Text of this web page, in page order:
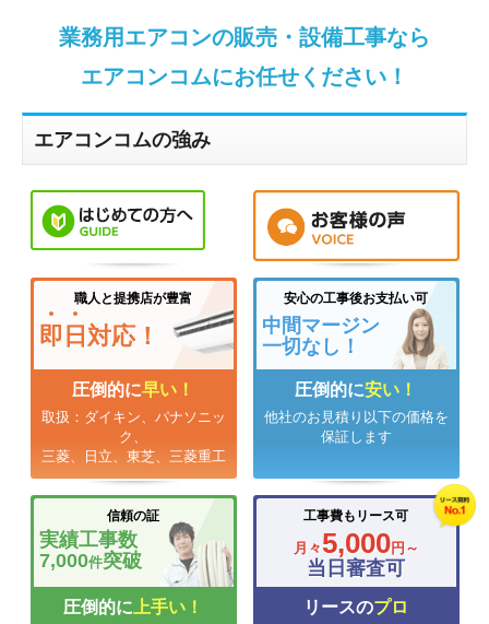
業務用エアコンの販売・設備工事なら
エアコンコムにお任せください！
エアコンコムの強み
職人と提携店が豊富
即 日 対応！
圧倒的に早い！
取扱：ダイキン、パナソニッ
ク、
三菱、日立、東芝、三菱重工
安心の工事後お支払い可
中間マージン
一切なし！
圧倒的に安い！
他社のお見積り以下の価格を
保証します
信頼の証
実績工事数
7,000件突破
圧倒的に 上手い！
工事費もリース可
月々 5,000円～
当日審査可
リースのプロ